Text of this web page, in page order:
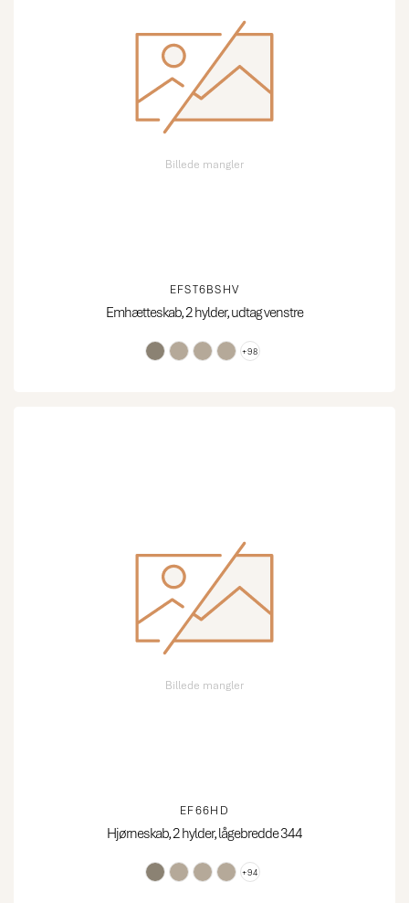
Billede mangler
EFST6BSHV
Emhætteskab, 2 hylder, udtag venstre
+98
Billede mangler
EF66HD
Hjørneskab, 2 hylder, lågebredde 344
+94